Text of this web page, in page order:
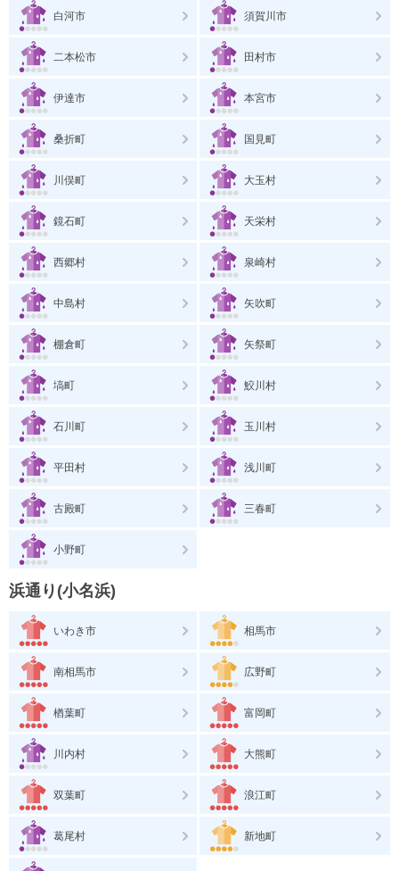
白河市 須賀川市
二本松市 田村市
伊達市 本宮市
桑折町 国見町
川俣町 大玉村
鏡石町 天栄村
西郷村 泉崎村
中島村 矢吹町
棚倉町 矢祭町
塙町 鮫川村
石川町 玉川村
平田村 浅川町
古殿町 三春町
小野町
浜通り(小名浜)
いわき市 相馬市
南相馬市 広野町
楢葉町 富岡町
川内村 大熊町
双葉町 浪江町
葛尾村 新地町